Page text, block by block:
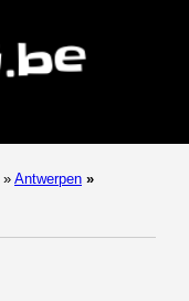
» Antwerpen »